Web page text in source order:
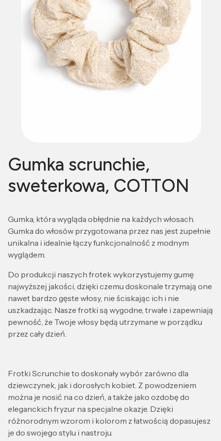
Gumka scrunchie,
sweterkowa, COTTON
Gumka, która wygląda obłędnie na każdych włosach.
Gumka do włosów przygotowana przez nas jest zupełnie
unikalna i idealnie łączy funkcjonalność z modnym
wyglądem.
Do produkcji naszych frotek wykorzystujemy gumę
najwyższej jakości, dzięki czemu doskonale trzymają one
nawet bardzo gęste włosy, nie ściskając ich i nie
uszkadzając. Nasze frotki są wygodne, trwałe i zapewniają
pewność, że Twoje włosy będą utrzymane w porządku
przez cały dzień.
Frotki Scrunchie to doskonały wybór zarówno dla
dziewczynek, jak i dorosłych kobiet. Z powodzeniem
można je nosić na co dzień, a także jako ozdobę do
eleganckich fryzur na specjalne okazje. Dzięki
różnorodnym wzorom i kolorom z łatwością dopasujesz
je do swojego stylu i nastroju.